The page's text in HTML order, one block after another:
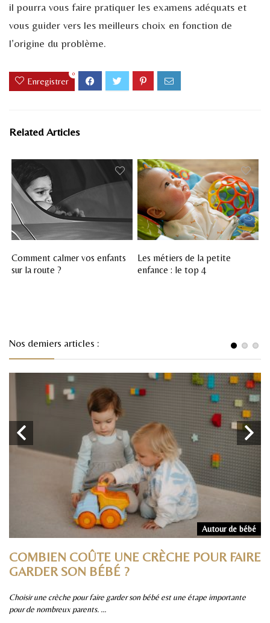
il pourra vous faire pratiquer les examens adéquats et
vous guider vers les meilleurs choix en fonction de
l’origine du problème.
Enregistrer
0
Related Articles
Comment calmer vos enfants
sur la route ?
Les métiers de la petite
enfance : le top 4
Nos derniers articles :
Autour de bébé
COMBIEN COÛTE UNE CRÈCHE POUR FAIRE
GARDER SON BÉBÉ ?
Choisir une crèche pour faire garder son bébé est une étape importante
pour de nombreux parents. ...